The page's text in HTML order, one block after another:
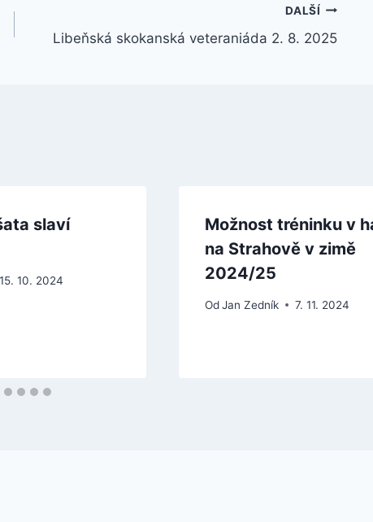
DALŠÍ
Libeňská skokanská veteraniáda 2. 8. 2025
slaví
15. 10. 2024
Možnost tréninku v
na Strahově v zimě
2024/25
Od Jan Zedník 7. 11. 2024